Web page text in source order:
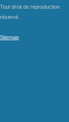
Tout droit de reproduction
réservé.
Sitemap